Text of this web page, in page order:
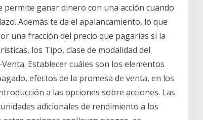
permite ganar dinero con una acción cuando
Además te da el apalancamiento, lo que
una fracción del precio que pagarías si la
los Tipo, clase de modalidad del
Establecer cuáles son los elementos
efectos de la promesa de venta, en los
a las opciones sobre acciones. Las
adicionales de rendimiento a los